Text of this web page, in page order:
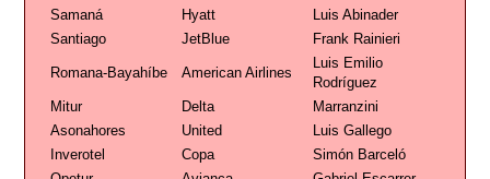
Samaná
Hyatt
Luis Abinader
Santiago
JetBlue Frank Rainieri
Romana-Bayahíbe American Airlines
Luis Emilio
Rodríguez
Mitur
Delta
Marranzini
Asonahores
United
Luis Gallego
Inverotel
Copa
Simón Barceló